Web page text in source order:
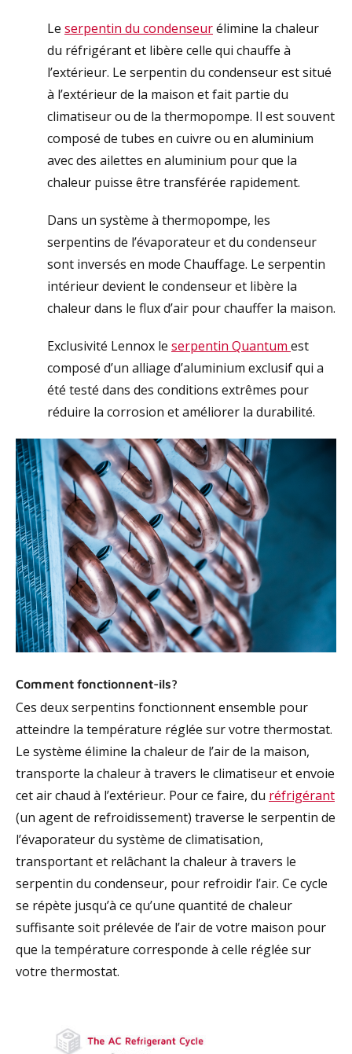
Le serpentin du condenseurélimine la chaleur
du réfrigérant et libère celle qui chauffe à
l’extérieur. Le serpentin du condenseur est situé
à l’extérieur de la maison et fait partie du
climatiseur ou de la thermopompe. Il est souvent
composé de tubes en cuivre ou en aluminium
avec des ailettes en aluminium pour que la
chaleur puisse être transférée rapidement.
Dans un système à thermopompe, les
serpentins de l’évaporateur et du condenseur
sont inversés en mode Chauffage. Le serpentin
intérieur devient le condenseur et libère la
chaleur dans le flux d’air pour chauffer la maison.
Exclusivité Lennox le serpentin Quantum est
composé d’un alliage d’aluminium exclusif qui a
été testé dans des conditions extrêmes pour
réduire la corrosion et améliorer la durabilité.
Comment fonctionnent-ils?
Ces deux serpentins fonctionnent ensemble pour
atteindre la température réglée sur votre thermostat.
Le système élimine la chaleur de l’air de la maison,
transporte la chaleur à travers le climatiseur et envoie
cet air chaud à l’extérieur. Pour ce faire, du réfrigérant
(un agent de refroidissement) traverse le serpentin de
l’évaporateur du système de climatisation,
transportant et relâchant la chaleur à travers le
serpentin du condenseur, pour refroidir l’air. Ce cycle
se répète jusqu’à ce qu’une quantité de chaleur
suffisante soit prélevée de l’air de votre maison pour
que la température corresponde à celle réglée sur
votre thermostat.